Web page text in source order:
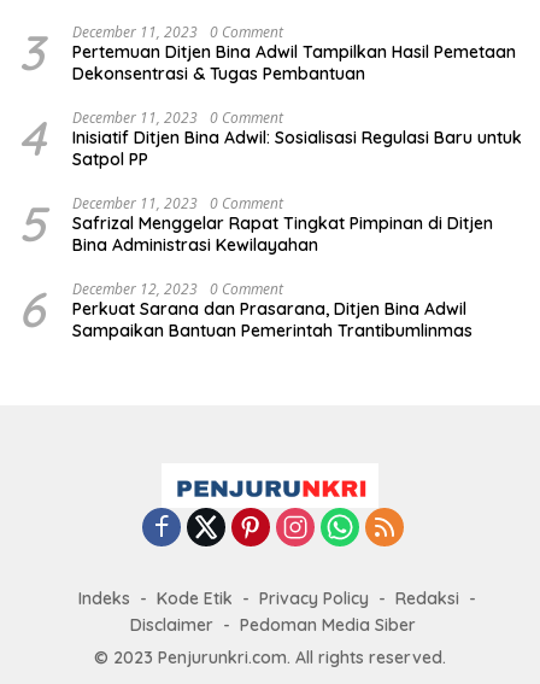
3 December 11, 2023 0 Comment
Pertemuan Ditjen Bina Adwil Tampilkan Hasil Pemetaan
Dekonsentrasi & Tugas Pembantuan
4 December 11, 2023 0 Comment
Inisiatif Ditjen Bina Adwil: Sosialisasi Regulasi Baru untuk
Satpol PP
5 December 11, 2023 0 Comment
Safrizal Menggelar Rapat Tingkat Pimpinan di Ditjen
Bina Administrasi Kewilayahan
6 December 12, 2023 0 Comment
Perkuat Sarana dan Prasarana, Ditjen Bina Adwil
Sampaikan Bantuan Pemerintah Trantibumlinmas
Indeks Kode Etik Privacy Policy
Redaksi
Disclaimer
Pedoman Media Siber
© 2023 Penjurunkri.com. All rights reserved.